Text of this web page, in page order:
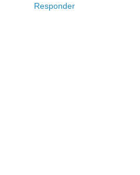
Responder